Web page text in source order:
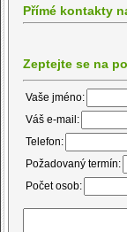
Přímé kontakty
Zeptejte se na
Vaše jméno:
Váš e-mail:
Telefon:
Požadovaný termín:
Počet osob: